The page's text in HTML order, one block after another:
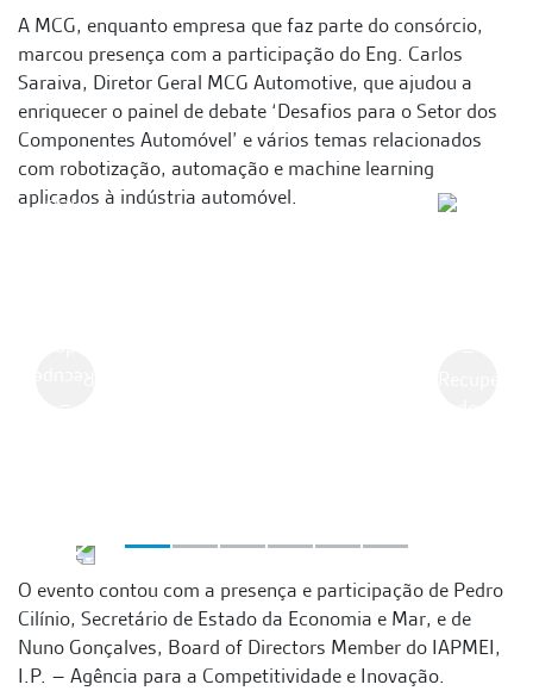
A MCG, enquanto empresa que faz parte do consórcio,
marcou presença com a participação do Eng. Carlos
Saraiva, Diretor Geral MCG Automotive, que ajudou a
enriquecer o painel de debate ‘Desafios para o Setor dos
Componentes Automóvel’ e vários temas relacionados
com robotização, automação e machine learning
aplicados à indústria automóvel.
O evento contou com a presença e participação de Pedro
Cilínio, Secretário de Estado da Economia e Mar, e de
Nuno Gonçalves, Board of Directors Member do IAPMEI,
I.P. – Agência para a Competitividade e Inovação.